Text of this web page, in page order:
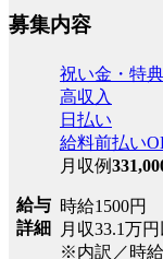
募集内容
給与
詳細
祝い金・特
高収入
日払い
給料前払い
月収例
時給1500円
月収33.1万
※内訳／時給